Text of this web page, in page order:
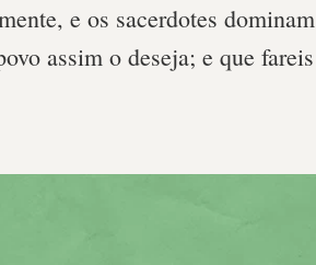
e os sacerdotes dominam
assim o deseja; e que fareis